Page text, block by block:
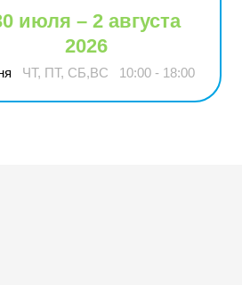
июля – 2 августа
2026
ЧТ, ПТ, СБ,ВС 10:00 - 18:00